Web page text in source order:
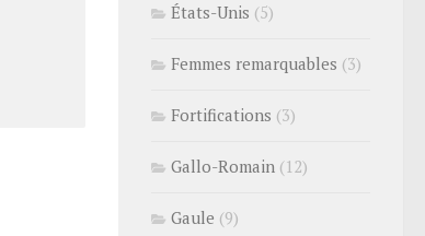
États-Unis (5)
Femmes remarquables (3)
Fortifications (3)
Gallo-Romain (12)
Gaule (9)